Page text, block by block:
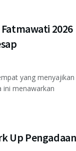
2026
yang menyajikan
ini menawarkan
Up Pengadaan